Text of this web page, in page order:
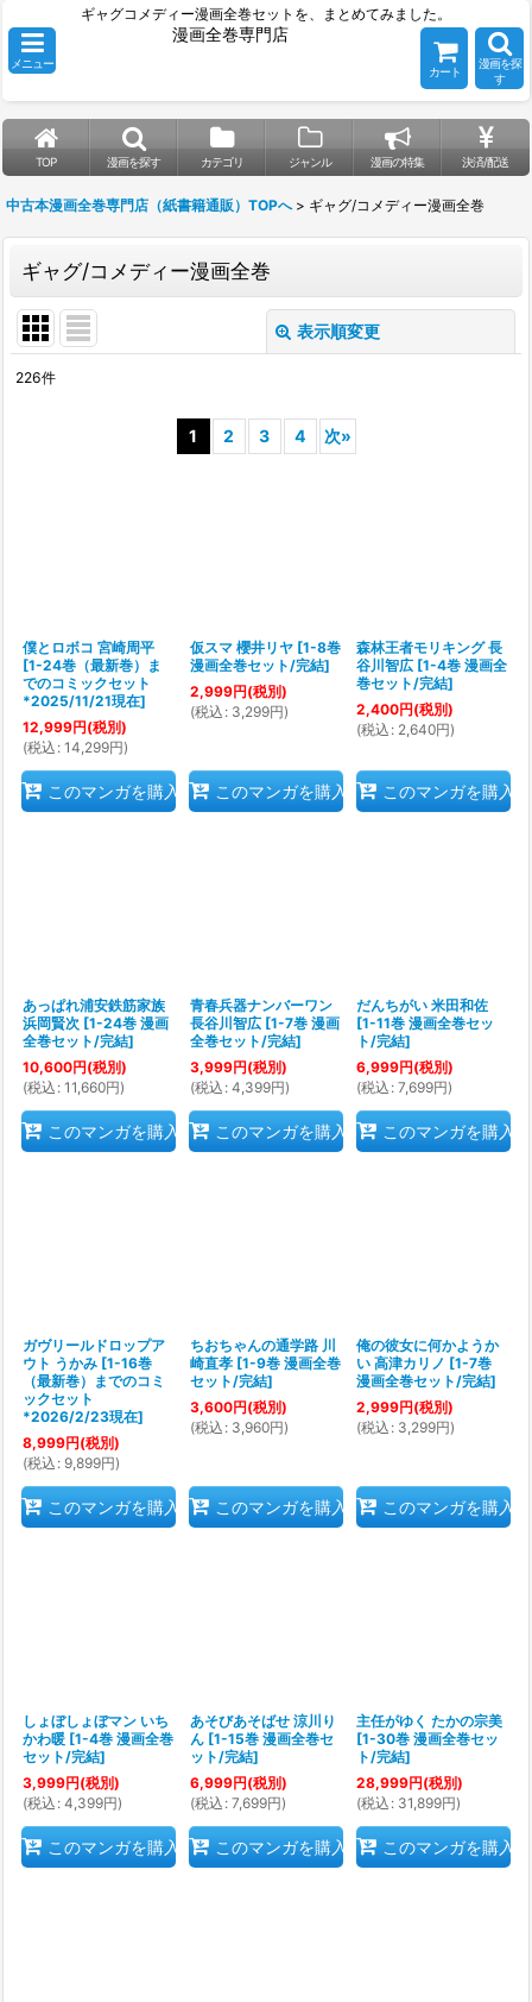
ギャグコメディー漫画全巻セットを、まとめてみました。
メニュー
漫画全巻専門店
カート
漫画を探
す
TOP 漫画を探す カテゴリ ジャンル 漫画の特集 決済/配送
中古本漫画全巻専門店（紙書籍通販）TOPへ > ギャグ/コメディー漫画全巻
ギャグ/コメディー漫画全巻
表示順変更
226件
1 2 3 4 次»
僕とロボコ 宮崎周平
[1-24巻（最新巻）ま
でのコミックセット
*2025/11/21現在]
12,999円(税別)
(税込 : 14,299円)
このマンガを購入
仮スマ 櫻井リヤ [1-8巻
漫画全巻セット/完結]
2,999円(税別)
(税込 : 3,299円)
このマンガを購入
森林王者モリキング 長
谷川智広 [1-4巻 漫画全
巻セット/完結]
2,400円(税別)
(税込 : 2,640円)
このマンガを購入
あっぱれ浦安鉄筋家族
浜岡賢次 [1-24巻 漫画
全巻セット/完結]
10,600円(税別)
(税込 : 11,660円)
このマンガを購入
青春兵器ナンバーワン
長谷川智広 [1-7巻 漫画
全巻セット/完結]
3,999円(税別)
(税込 : 4,399円)
このマンガを購入
だんちがい 米田和佐
[1-11巻 漫画全巻セッ
ト/完結]
6,999円(税別)
(税込 : 7,699円)
このマンガを購入
ガヴリールドロップア
ウト うかみ [1-16巻
（最新巻）までのコミ
ックセット
*2026/2/23現在]
8,999円(税別)
(税込 : 9,899円)
このマンガを購入
ちおちゃんの通学路 川
崎直孝 [1-9巻 漫画全巻
セット/完結]
3,600円(税別)
(税込 : 3,960円)
このマンガを購入
俺の彼女に何かようか
い 高津カリノ [1-7巻
漫画全巻セット/完結]
2,999円(税別)
(税込 : 3,299円)
このマンガを購入
しょぼしょぼマン いち
かわ暖 [1-4巻 漫画全巻
セット/完結]
3,999円(税別)
(税込 : 4,399円)
このマンガを購入
あそびあそばせ 涼川り
ん [1-15巻 漫画全巻セ
ット/完結]
6,999円(税別)
(税込 : 7,699円)
このマンガを購入
主任がゆく たかの宗美
[1-30巻 漫画全巻セッ
ト/完結]
28,999円(税別)
(税込 : 31,899円)
このマンガを購入